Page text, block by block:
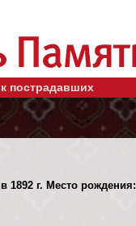
пострадавших
1892 г. Место